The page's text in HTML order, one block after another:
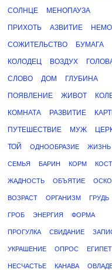
СОЛНЦЕ МЕНОПАУЗА
ПРИХОТЬ АЗВИТИЕ
СОЖИТЕЛЬСТВО БУМАГА
КОЛОДЕЦ ВОЗДУХ
СЛОВО ДОМ ГЛУБИНА
ПОЯВЛЕНИЕ ЖИВОТ
КОМНАТА РАЗВИТИЕ
ПУТЕШЕСТВИЕ МУЖ
ТОЙ ОДНООБРАЗИЕ ЖИЗНЬ
СЕМЬЯ БАРИН КОРМ
ЖАДНОСТЬ ОБЪЯТИЕ
ВОЗРАСТ ОРГАНИЗМ ГРУДЬ
ГРОБ ЭНЕРГИЯ ФОРМА
ПРОГУЛКА СВИДАНИЕ
УКРАШЕНИЕ ОПРОС ЕГИПЕТ
НЕСЧАСТЬЕ КАНАВА